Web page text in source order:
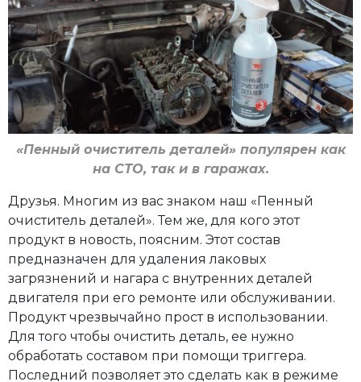
«Пенный очиститель деталей» популярен как
на СТО, так и в гаражах.
Друзья. Многим из вас знаком наш «Пенный
очиститель деталей». Тем же, для кого этот
продукт в новость, поясним. Этот состав
предназначен для удаления лаковых
загрязнений и нагара с внутренних деталей
двигателя при его ремонте или обслуживании.
Продукт чрезвычайно прост в использовании.
Для того чтобы очистить деталь, ее нужно
обработать составом при помощи триггера.
Последний позволяет это сделать как в режиме